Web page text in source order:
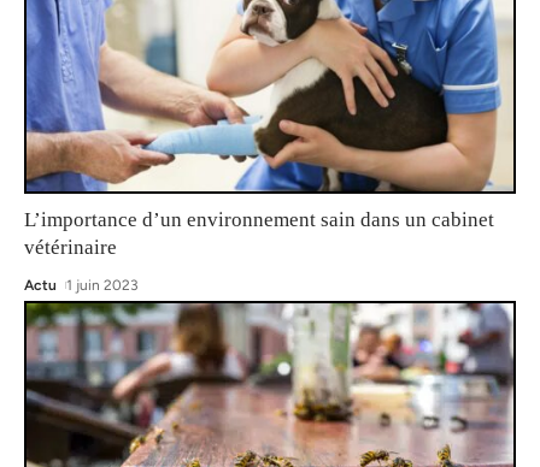
L’importance d’un environnement sain dans un cabinet
vétérinaire
Actu 1 juin 2023